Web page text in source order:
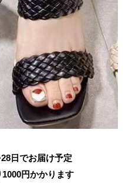
日でお届け予定
1000円かかります